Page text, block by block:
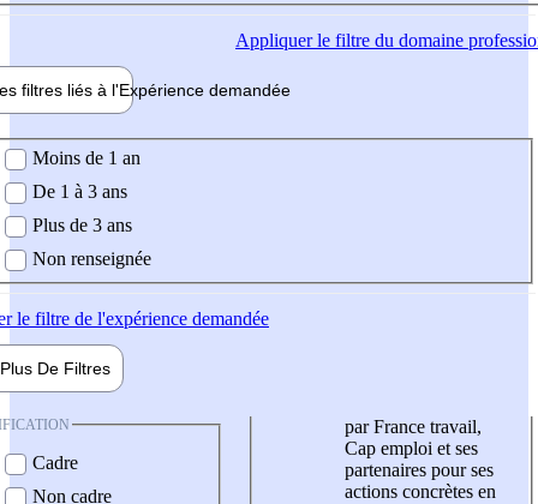
Appliquerle filtre du domaine
filtres liés à l'Expérience demandée
demandée
Moins de 1 an
De 1 à 3 ans
Plus de 3 ans
Non renseignée
le filtre de l'expérience demandée
Plus De Filtres
Cadre
Non cadre
par France travail,
Cap emploi et ses
partenaires pour ses
actions concrètes en